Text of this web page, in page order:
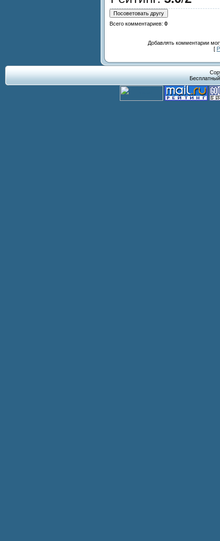
Всего комментариев: 0
Добавлять комментарии
[